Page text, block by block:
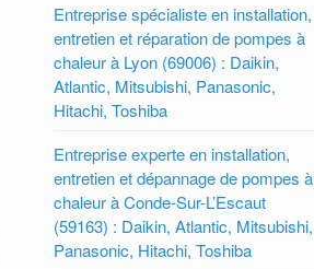
Entreprise spécialiste en installation,
entretien et réparation de pompes à
chaleur à Lyon (69006) : Daikin,
Atlantic, Mitsubishi, Panasonic,
Hitachi, Toshiba
Entreprise experte en installation,
entretien et dépannage de pompes à
chaleur à Conde-Sur-L’Escaut
(59163) : Daikin, Atlantic, Mitsubishi,
Panasonic, Hitachi, Toshiba